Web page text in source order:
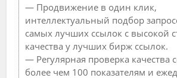
— Продвижение в один клик,
интеллектуальный подбор
самых лучших ссылок с высокой
качества у лучших бирж ссылок.
— Регулярная проверка качества
более чем 100 показателям и